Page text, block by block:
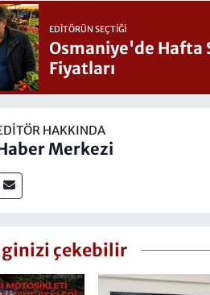
EDITÖRÜN SEÇTIĞI
Osmaniye'de Hafta Sonu Güncel Sebze
Fiyatları
HAKKINDA
Merkezi
çekebilir